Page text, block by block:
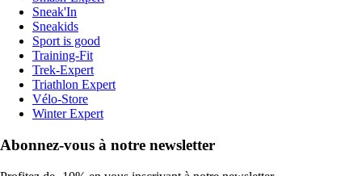
Sneak'In
Sneakids
Sport is good
Training-Fit
Trek-Expert
Triathlon Expert
Vélo-Store
Winter Expert
Abonnez-vous à notre newsletter